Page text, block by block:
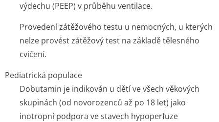
výdechu (PEEP) v průběhu ventilace.
Provedení zátěžového testu u nemocných, u kterých
nelze provést zátěžový test na základě tělesného
cvičení.
Pediatrická populace
Dobutamin je indikován u dětí ve všech věkových
skupinách (od novorozenců až po 18 let) jako
inotropní podpora ve stavech hypoperfuze